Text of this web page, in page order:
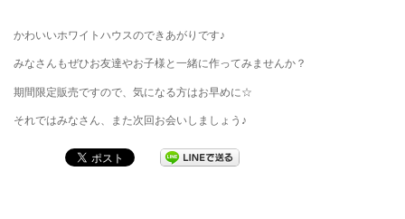
かわいいホワイトハウスのできあがりです♪
みなさんもぜひお友達やお子様と一緒に作ってみませんか？
期間限定販売ですので、気になる方はお早めに☆
それではみなさん、また次回お会いしましょう♪